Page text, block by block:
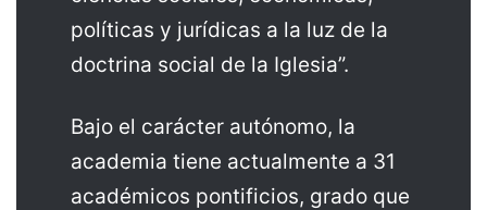
políticas y jurídicas a la luz de la
doctrina social de la Iglesia”.
Bajo el carácter autónomo, la
academia tiene actualmente a 31
académicos pontificios, grado que